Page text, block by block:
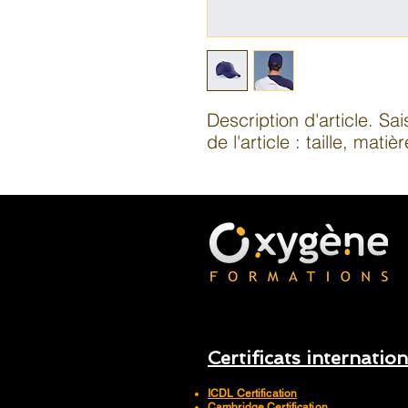
Description d'article.
de l'article : taille,
Certificats
ICDL Certification